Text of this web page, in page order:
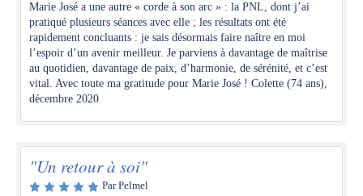
Marie José a une autre « corde à son arc » : la PNL, dont j’ai
pratiqué plusieurs séances avec elle ; les résultats ont été
rapidement concluants : je sais désormais faire naître en moi
l’espoir d’un avenir meilleur. Je parviens à davantage de maîtrise
au quotidien, davantage de paix, d’harmonie, de sérénité, et c’est
vital. Avec toute ma gratitude pour Marie José ! Colette (74 ans),
décembre 2020
"Un retour à soi"
Par Pelmel